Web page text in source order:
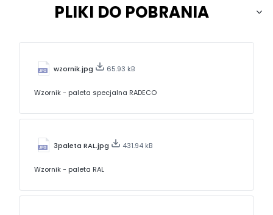
PLIKI DO POBRANIA
wzornik.jpg 65.93 kB
Wzornik - paleta specjalna RADECO
3paleta RAL.jpg 431.94 kB
Wzornik - paleta RAL